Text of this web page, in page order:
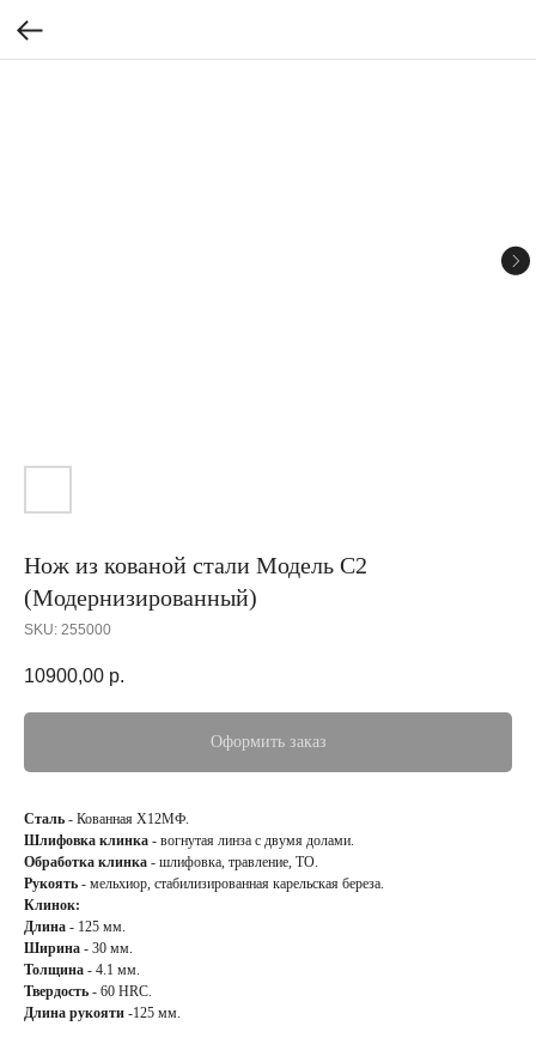
Нож из кованой стали Модель С2
(Модернизированный)
SKU: 255000
10900,00 р.
Оформить заказ
Сталь - Кованная Х12МФ.
Шлифовка клинка - вогнутая линза с двумя долами.
Обработка клинка - шлифовка, травление, ТО.
Рукоять - мельхиор, стабилизированная карельская береза.
Клинок:
Длина - 125 мм.
Ширина - 30 мм.
Толщина - 4.1 мм.
Твердость - 60 HRC.
Длина рукояти -125 мм.